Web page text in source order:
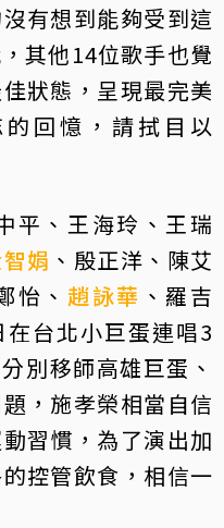
有想到能夠受到這
其他14位歌手也覺
狀態，呈現最完美
回憶，請拭目以
平、王海玲、王瑞
娟 、殷正洋、陳艾
怡、 趙詠華 、羅吉
台北小巨蛋連唱3
別移師高雄巨蛋、
，施孝榮相當自信
習慣，為了演出加
控管飲食，相信一